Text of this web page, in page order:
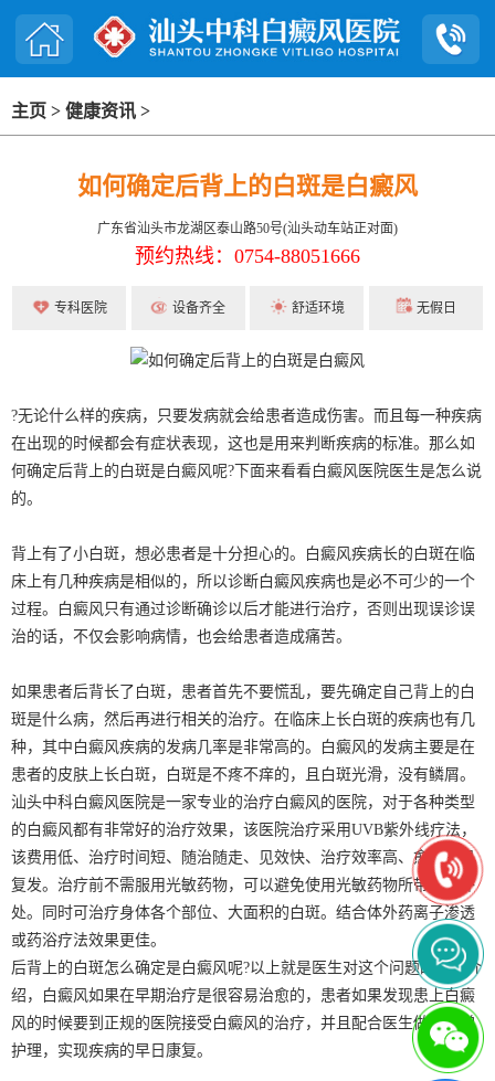
主页 > 健康资讯 >
如何确定后背上的白斑是白癜风
广东省汕头市龙湖区泰山路50号(汕头动车站正对面)
预约热线：0754-88051666
专科医院 设备齐全 舒适环境 无假日
?无论什么样的疾病，只要发病就会给患者造成伤害。而且每一种疾病
在出现的时候都会有症状表现，这也是用来判断疾病的标准。那么如
何确定后背上的白斑是白癜风呢?下面来看看白癜风医院医生是怎么说
的。
背上有了小白斑，想必患者是十分担心的。白癜风疾病长的白斑在临
床上有几种疾病是相似的，所以诊断白癜风疾病也是必不可少的一个
过程。白癜风只有通过诊断确诊以后才能进行治疗，否则出现误诊误
治的话，不仅会影响病情，也会给患者造成痛苦。
如果患者后背长了白斑，患者首先不要慌乱，要先确定自己背上的白
斑是什么病，然后再进行相关的治疗。在临床上长白斑的疾病也有几
种，其中白癜风疾病的发病几率是非常高的。白癜风的发病主要是在
患者的皮肤上长白斑，白斑是不疼不痒的，且白斑光滑，没有鳞屑。
汕头中科白癜风医院是一家专业的治疗白癜风的医院，对于各种类型
的白癜风都有非常好的治疗效果，该医院治疗采用UVB紫外线疗法，
该费用低、治疗时间短、随治随走、见效快、治疗效率高、愈后不易
复发。治疗前不需服用光敏药物，可以避免使用光敏药物所带来的坏
处。同时可治疗身体各个部位、大面积的白斑。结合体外药离子渗透
或药浴疗法效果更佳。
后背上的白斑怎么确定是白癜风呢?以上就是医生对这个问题的详细介
绍，白癜风如果在早期治疗是很容易治愈的，患者如果发现患上白癜
风的时候要到正规的医院接受白癜风的治疗，并且配合医生做好日常
护理，实现疾病的早日康复。